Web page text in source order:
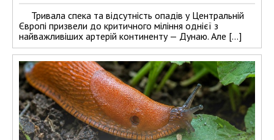
Тривала спека та відсутність опадів у Центральній
Європі призвели до критичного міління однієї з
найважливіших артерій континенту — Дунаю. Але […]